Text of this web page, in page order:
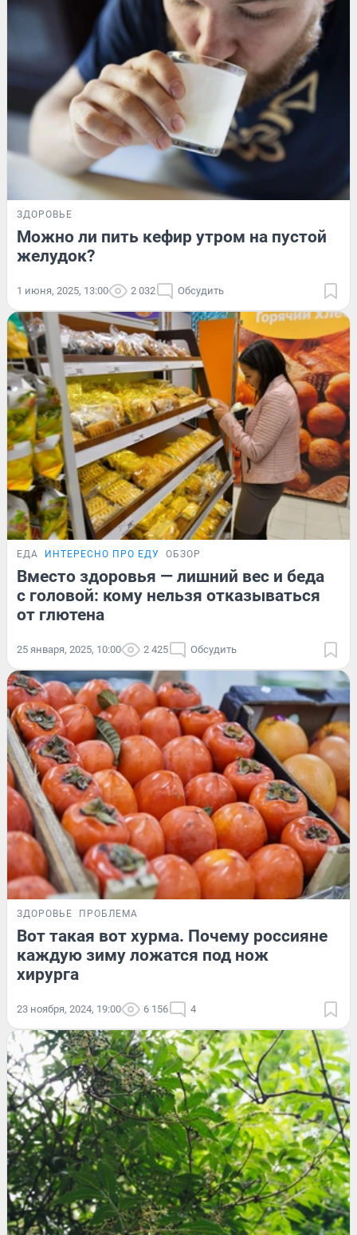
ЗДОРОВЬЕ
Можно ли пить кефир утром на пустой
желудок?
1 июня, 2025, 13:00 2 032 Обсудить
ЕДА ИНТЕРЕСНО ПРО ЕДУ ОБЗОР
Вместо здоровья — лишний вес и беда
с головой: кому нельзя отказываться
от глютена
25 января, 2025, 10:00 2 425 Обсудить
ЗДОРОВЬЕ ПРОБЛЕМА
Вот такая вот хурма. Почему россияне
каждую зиму ложатся под нож
хирурга
23 ноября, 2024, 19:00 6 156 4